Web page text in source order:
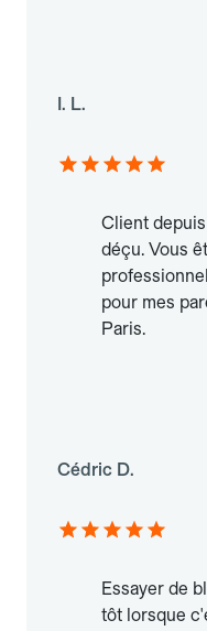
I. L.
Client
déçu. Vous
pour mes
Paris.
Cédric D.
Essayer de
tôt lorsque